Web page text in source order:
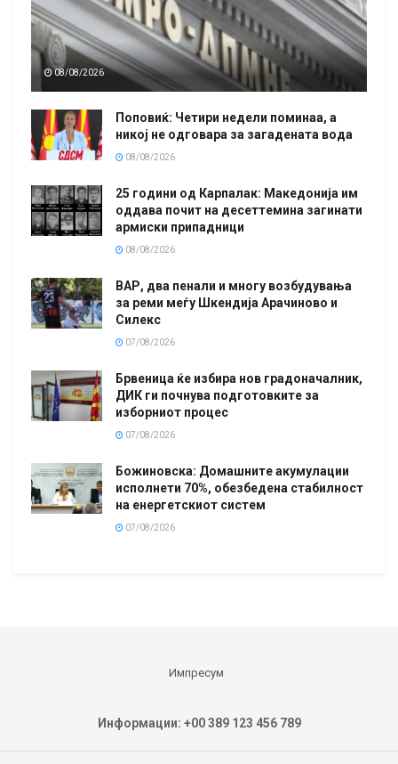
08/08/2026
Поповиќ: Четири недели поминаа, а
никој не одговара за загадената вода
08/08/2026
25 години од Карпалак: Македонија им
оддава почит на десеттемина загинати
армиски припадници
08/08/2026
ВАР, два пенали и многу возбудувања
за реми меѓу Шкендија Арачиново и
Силекс
07/08/2026
Брвеница ќе избира нов градоначалник,
ДИК ги почнува подготовките за
изборниот процес
07/08/2026
Божиновска: Домашните акумулации
исполнети 70%, обезбедена стабилност
на енергетскиот систем
07/08/2026
Импресум
Информации: +00 389 123 456 789